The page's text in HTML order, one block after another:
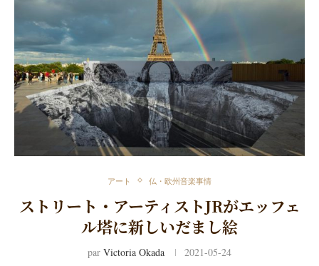
アート 仏・欧州音楽事情
ストリート・アーティストJRがエッフェ
ル塔に新しいだまし絵
par Victoria Okada 2021-05-24